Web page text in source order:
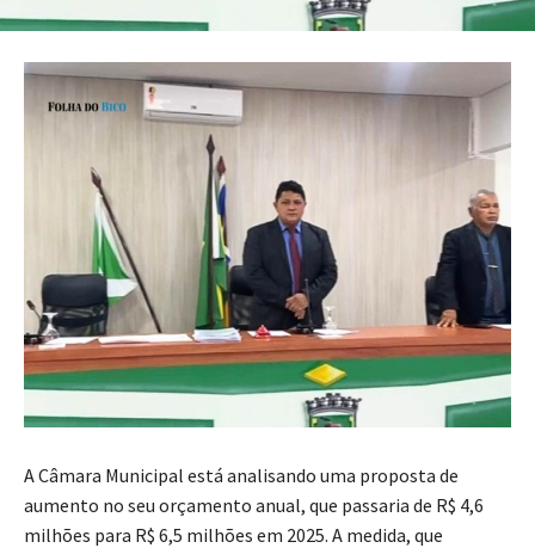
A Câmara Municipal está analisando uma proposta de
aumento no seu orçamento anual, que passaria de R$ 4,6
milhões para R$ 6,5 milhões em 2025. A medida, que